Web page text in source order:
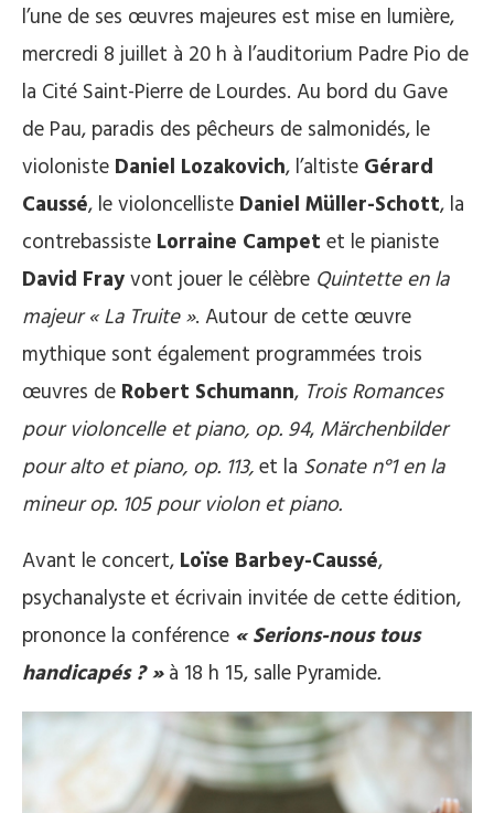
l’une de ses œuvres majeures est mise en lumière,
mercredi 8 juillet à 20 h à l’auditorium Padre Pio de
la Cité Saint-Pierre de Lourdes. Au bord du Gave
de Pau, paradis des pêcheurs de salmonidés, le
violoniste Daniel Lozakovich, l’altiste Gérard
Caussé, le violoncelliste Daniel Müller-Schott, la
contrebassiste Lorraine Campet et le pianiste
David Frayvont jouer le célèbre Quintette en la
majeur « La Truite ». Autour de cette œuvre
mythique sont également programmées trois
œuvres de Robert Schumann, Trois Romances
pour violoncelle et piano, op. 94, Märchenbilder
pour alto et piano, op. 113,et la Sonate n°1 en la
mineur op. 105 pour violon et piano.
Avant le concert, Loïse Barbey-Caussé,
psychanalyste et écrivain invitée de cette édition,
prononce la conférence « Serions-nous tous
handicapés ? »à 18 h 15, salle Pyramide.